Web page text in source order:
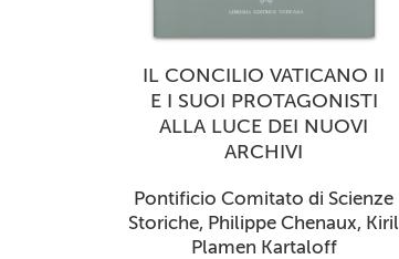
IL CONCILIO VATICANO II
E I SUOI PROTAGONISTI
ALLA LUCE DEI NUOVI
ARCHIVI
Pontificio Comitato di Scienze
Storiche, Philippe Chenaux, Kiril
Plamen Kartaloff